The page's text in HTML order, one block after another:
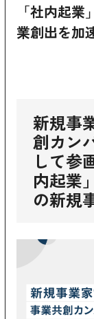
「社内起
業創出を加
新規事
創カン
して参
内起業
の新規